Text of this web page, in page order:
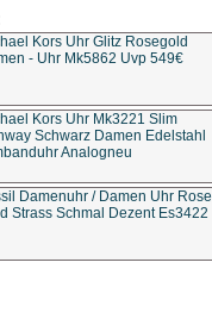
Kors Uhr Glitz Rosegold
- Uhr Mk5862 Uvp 549€
Kors Uhr Mk3221 Slim
Schwarz Damen Edelstahl
Analogneu
Damenuhr / Damen Uhr Rose
Strass Schmal Dezent Es3422